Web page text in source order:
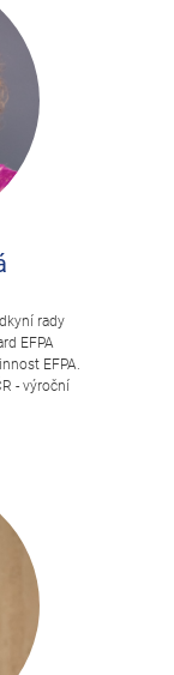
rady
EFPA
EFPA.
- výroční